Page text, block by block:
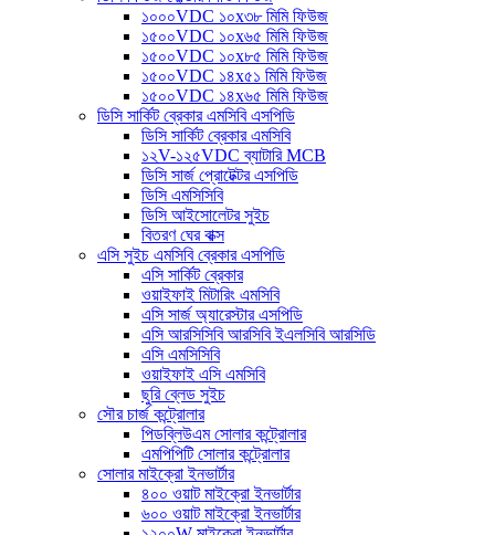
১০০০VDC ১০x৩৮ মিমি ফিউজ
১৫০০VDC ১০x৬৫ মিমি ফিউজ
১৫০০VDC ১০x৮৫ মিমি ফিউজ
১৫০০VDC ১৪x৫১ মিমি ফিউজ
১৫০০VDC ১৪x৬৫ মিমি ফিউজ
ডিসি সার্কিট ব্রেকার এমসিবি এসপিডি
ডিসি সার্কিট ব্রেকার এমসিবি
১২V-১২৫VDC ব্যাটারি MCB
ডিসি সার্জ প্রোটেক্টর এসপিডি
ডিসি এমসিসিবি
ডিসি আইসোলেটর সুইচ
বিতরণ ঘের বাক্স
এসি সুইচ এমসিবি ব্রেকার এসপিডি
এসি সার্কিট ব্রেকার
ওয়াইফাই মিটারিং এমসিবি
এসি সার্জ অ্যারেস্টার এসপিডি
এসি আরসিসিবি আরসিবি ইএলসিবি আরসিডি
এসি এমসিসিবি
ওয়াইফাই এসি এমসিবি
ছুরি ব্লেড সুইচ
সৌর চার্জ কন্ট্রোলার
পিডব্লিউএম সোলার কন্ট্রোলার
এমপিপিটি সোলার কন্ট্রোলার
সোলার মাইক্রো ইনভার্টার
৪০০ ওয়াট মাইক্রো ইনভার্টার
৬০০ ওয়াট মাইক্রো ইনভার্টার